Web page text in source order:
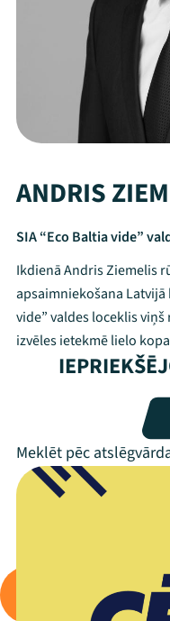
ANDRIS
SIA “Eco Baltia vide”
Ikdienā Andris Ziemelis
apsaimniekošana Latvijā
vide” valdes loceklis
izvēles ietekmē lielo